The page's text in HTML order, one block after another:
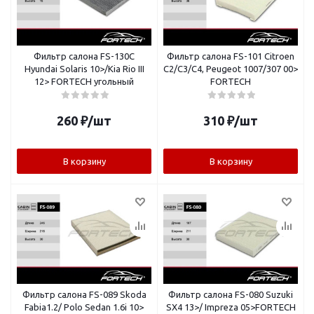
Фильтр салона FS-130C
Hyundai Solaris 10>/Kia Rio III
12> FORTECH угольный
260 ₽/шт
В корзину
Фильтр салона FS-101 Citroen
C2/C3/C4, Peugeot 1007/307 00>
FORTECH
310 ₽/шт
В корзину
Фильтр салона FS-089 Skoda
Fabia1.2/ Polo Sedan 1.6i 10>
Фильтр салона FS-080 Suzuki
SX4 13>/ Impreza 05>FORTECH